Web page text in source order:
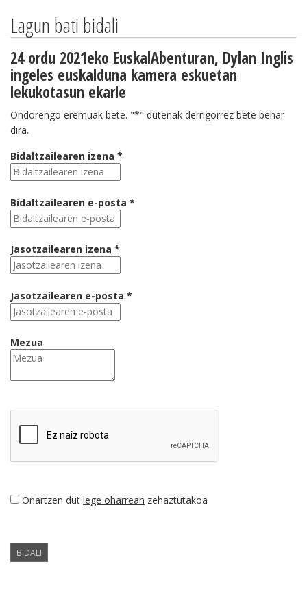
Lagun bati bidali
24 ordu 2021eko EuskalAbenturan, Dylan Inglis
ingeles euskalduna kamera eskuetan
lekukotasun ekarle
Ondorengo eremuak bete. "*" dutenak derrigorrez bete behar
dira.
Bidaltzailearen izena *
Bidaltzailearen e-posta *
Jasotzailearen izena *
Jasotzailearen e-posta *
Mezua
Onartzen dut lege oharrean zehaztutakoa
BIDALI